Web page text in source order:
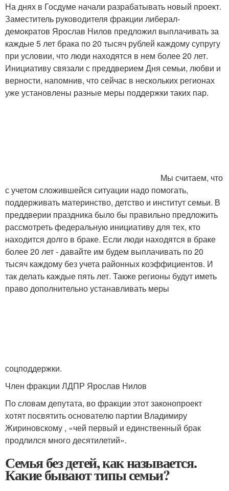
На днях в Госдуме начали разрабатывать новый проект.
Заместитель руководителя фракции либерал-
демократов Ярослав Нилов предложил выплачивать за
каждые 5 лет брака по 20 тысяч рублей каждому супругу
при условии, что люди находятся в нем более 20 лет.
Инициативу связали с преддверием Дня семьи, любви и
верности, напомнив, что сейчас в нескольких регионах
уже установлены разные меры поддержки таких пар.
Мы считаем, что
с учетом сложившейся ситуации надо помогать,
поддерживать материнство, детство и институт семьи. В
преддверии праздника было бы правильно предложить
рассмотреть федеральную инициативу для тех, кто
находится долго в браке. Если люди находятся в браке
более 20 лет - давайте им будем выплачивать по 20
тысяч каждому без учета районных коэффициентов. И
так делать каждые пять лет. Также регионы будут иметь
право дополнительно устанавливать меры
соцподдержки.
Член фракции ЛДПР Ярослав Нилов
По словам депутата, во фракции этот законопроект
хотят посвятить основателю партии Владимиру
Жириновскому , «чей первый и единственный брак
продлился много десятилетий».
Семья без детей, как называется.
Какие бывают типы семьи?